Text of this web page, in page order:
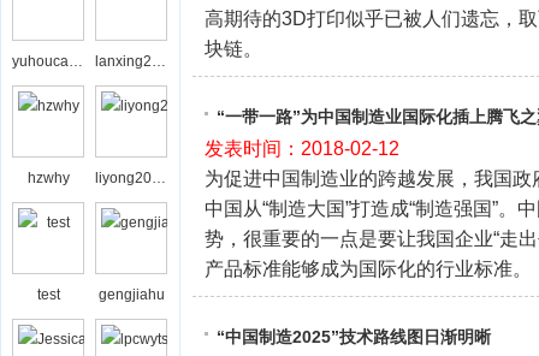
yuhoucaihong lanxing208
hzwhy liyong2008bj
test gengjiahu
高期待的3D打印似乎已被人们遗忘，
块链。
“一带一路”为中国制造业国际化插上腾飞
发表时间：2018-02-12
为促进中国制造业的跨越发展，我国政
中国从“制造大国”打造成“制造强国”。
势，很重要的一点是要让我国企业“走
产品标准能够成为国际化的行业标准。
“中国制造2025”技术路线图日渐明晰